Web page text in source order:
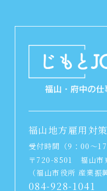
福山地方雇用対
受付時間（9：00～17
〒720-8501 福山市
（福山市役所 産業振
084-928-1041